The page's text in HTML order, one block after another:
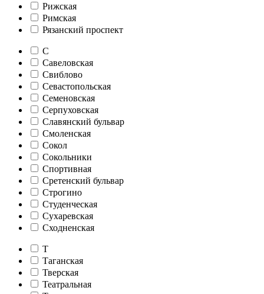
Рижская
Римская
Рязанский проспект
С
Савеловская
Свиблово
Севастопольская
Семеновская
Серпуховская
Славянский бульвар
Смоленская
Сокол
Сокольники
Спортивная
Сретенский бульвар
Строгино
Студенческая
Сухаревская
Сходненская
Т
Таганская
Тверская
Театральная